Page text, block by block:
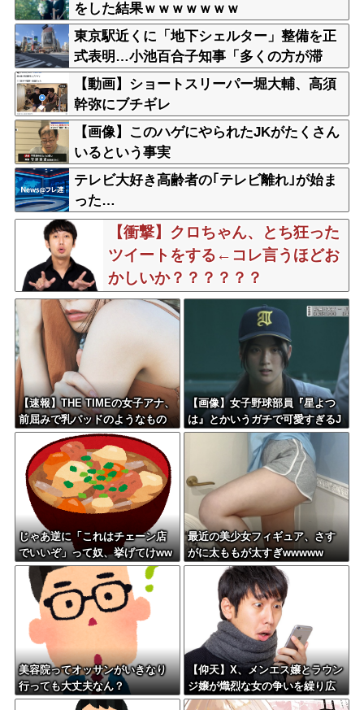
をした結果ｗｗｗｗｗｗｗ
東京駅近くに「地下シェルター」整備を正
式表明…小池百合子知事「多くの方が滞
在、施設整備の効果高い」
【動画】ショートスリーパー堀大輔、高須
幹弥にブチギレ
【画像】このハゲにやられたJKがたくさん
いるという事実
テレビ大好き高齢者の｢テレビ離れ｣が始ま
った…
【衝撃】クロちゃん、とち狂った
ツイートをする←コレ言うほどお
かしいか？？？？？？
【速報】THE TIMEの女子アナ、
前屈みで乳パッドのようなもの
が見えてしまう
【画像】女子野球部員『星よつ
は』とかいうガチで可愛すぎるJ
Kwww
じゃあ逆に「これはチェーン店
でいいぞ」って奴、挙げてけww
wwwwwww
最近の美少女フィギュア、さす
がに太ももが太すぎwwwww
美容院ってオッサンがいきなり
行っても大丈夫なん？
【仰天】X、メンエス嬢とラウン
ジ嬢が熾烈な女の争いを繰り広
げ対戦型になってしまうw w w